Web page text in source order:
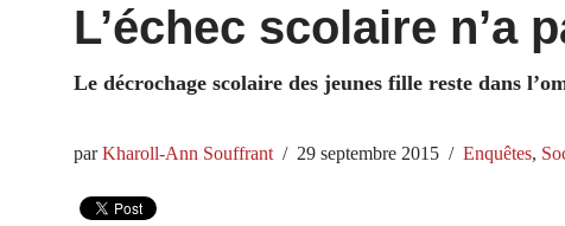
L’échec scolaire n’a
Le décrochage scolaire des jeunes fille reste dans
parKharoll-Ann Souffrant 29 septembre 2015 Enquêtes,